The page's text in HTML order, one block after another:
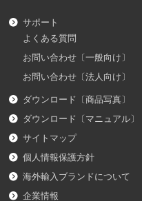
サポート
よくある質問
お問い合わせ〔一般向け〕
お問い合わせ〔法人向け〕
ダウンロード〔商品写真〕
ダウンロード〔マニュアル〕
サイトマップ
個人情報保護方針
海外輸入ブランドについて
企業情報